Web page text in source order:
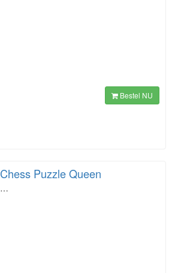
Bestel NU
Chess Puzzle Queen
…